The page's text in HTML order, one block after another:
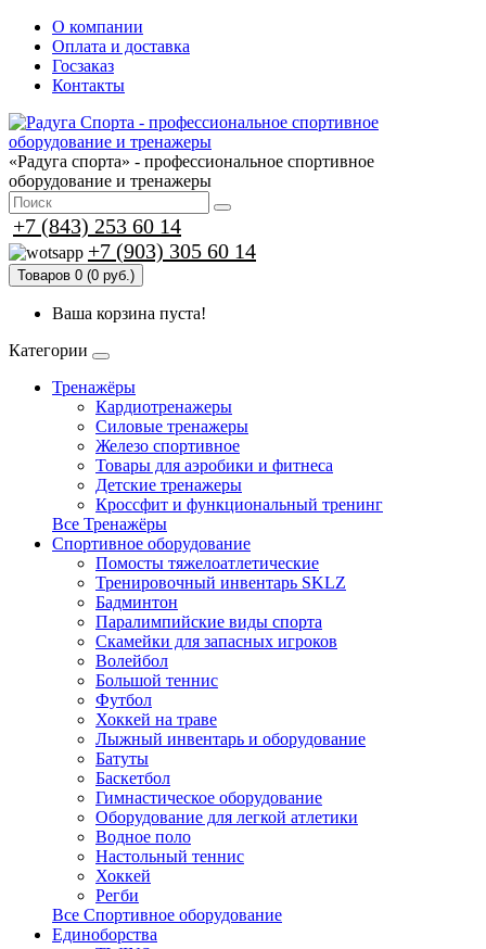
О компании
Оплата и доставка
Госзаказ
Контакты
«Радуга спорта» - профессиональное спортивное
оборудование и тренажеры
+7 (843) 253 60 14
+7 (903) 305 60 14
Товаров 0 (0 руб.)
Ваша корзина пуста!
Категории
Тренажёры
Кардиотренажеры
Силовые тренажеры
Железо спортивное
Товары для аэробики и фитнеса
Детские тренажеры
Кроссфит и функциональный тренинг
Все Тренажёры
Спортивное оборудование
Помосты тяжелоатлетические
Тренировочный инвентарь SKLZ
Бадминтон
Паралимпийские виды спорта
Скамейки для запасных игроков
Волейбол
Большой теннис
Футбол
Хоккей на траве
Лыжный инвентарь и оборудование
Батуты
Баскетбол
Гимнастическое оборудование
Оборудование для легкой атлетики
Водное поло
Настольный теннис
Хоккей
Регби
Все Спортивное оборудование
Единоборства